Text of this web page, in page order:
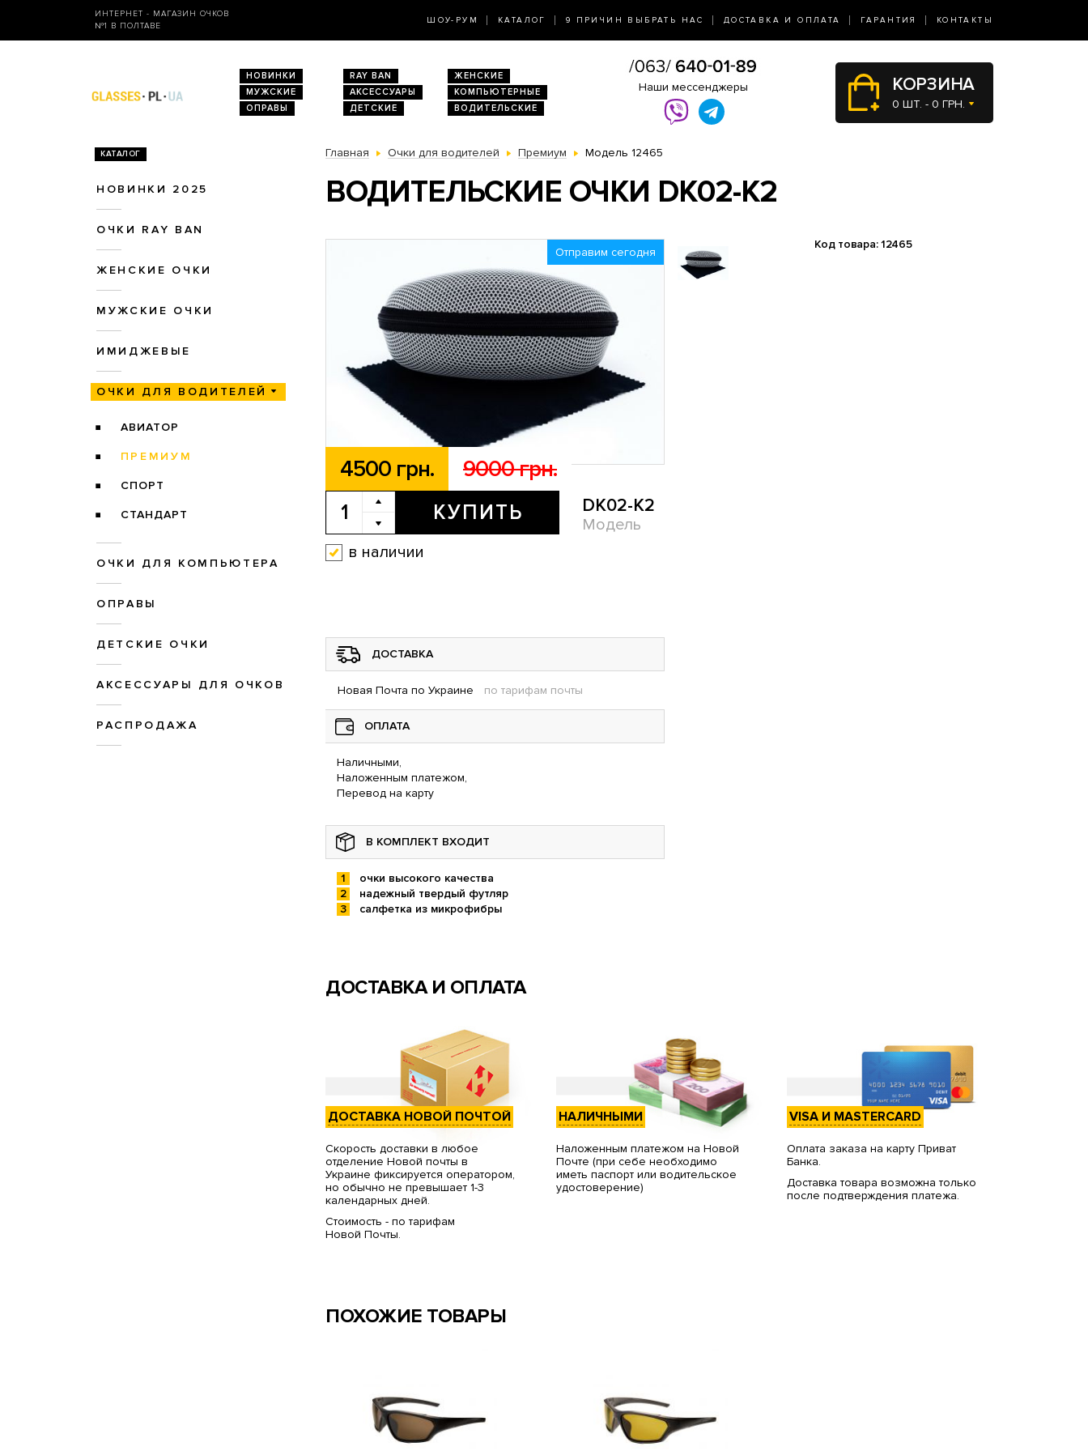
ИНТЕРНЕТ - МАГАЗИН ОЧКОВ
№1 В ПОЛТАВЕ
ШОУ-РУМ КАТАЛОГ 9 ПРИЧИН ВЫБРАТЬ НАС ДОСТАВКА И ОПЛАТА ГАРАНТИЯ КОНТАКТЫ
НОВИНКИ RAY BAN
ЖЕНСКИЕ
МУЖСКИЕ
АКСЕССУАРЫ
КОМПЬЮТЕРНЫЕ
ОПРАВЫ
ДЕТСКИЕ ВОДИТЕЛЬСКИЕ
Наши мессенджеры КОРЗИНА
0 ШТ. - 0 ГРН.
КАТАЛОГ
НОВИНКИ 2025
ОЧКИ RAY BAN
ЖЕНСКИЕ ОЧКИ
МУЖСКИЕ ОЧКИ
ИМИДЖЕВЫЕ
ОЧКИ ДЛЯ ВОДИТЕЛЕЙ
АВИАТОР
ПРЕМИУМ
СПОРТ
СТАНДАРТ
ОЧКИ ДЛЯ КОМПЬЮТЕРА
ОПРАВЫ
ДЕТСКИЕ ОЧКИ
АКСЕССУАРЫ ДЛЯ ОЧКОВ
РАСПРОДАЖА
Главная Очки для водителей Премиум Модель 12465
ВОДИТЕЛЬСКИЕ ОЧКИ DK02-K2
Отправим сегодня
4500 грн. 9000 грн.
КУПИТЬ DK02-K2
Модель
в наличии
Код товара: 12465
ДОСТАВКА
Новая Почта по Украине по тарифам почты
ОПЛАТА
Наличными,
Наложенным платежом,
Перевод на карту
В КОМПЛЕКТ ВХОДИТ
очки высокого качества
надежный твердый футляр
салфетка из микрофибры
ДОСТАВКА И ОПЛАТА
ДОСТАВКА НОВОЙ ПОЧТОЙ
Скорость доставки в любое
отделение Новой почты в
Украине фиксируется оператором,
но обычно не превышает 1-3
календарных дней.
Стоимость - по тарифам
Новой Почты.
НАЛИЧНЫМИ
Наложенным платежом на Новой
Почте (при себе необходимо
иметь паспорт или водительское
удостоверение)
VISA И MASTERCARD
Оплата заказа на карту Приват
Банка.
Доставка товара возможна только
после подтверждения платежа.
ПОХОЖИЕ ТОВАРЫ